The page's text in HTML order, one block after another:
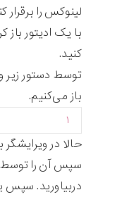
با یک ادیتور باز
کنید.
باز می‌کنیم.
۱
سپس آن را
دربیاورید.